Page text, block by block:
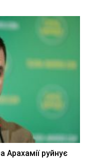
Арахамії руйнує